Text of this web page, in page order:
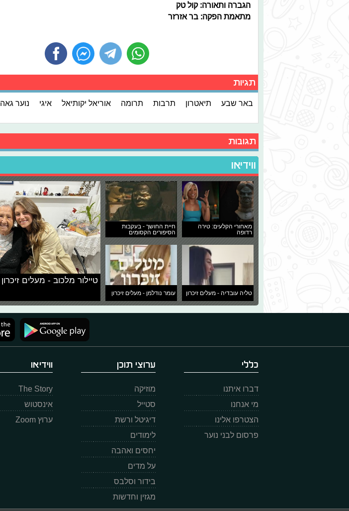
הגברה ותאורה: קול טק
מתאמת הפקה: בר אזרזר
תגיות
באר שבע תיאטרון תרבות תרומה אוריאל יקותיאל איגי נוער גאה
תגובות
ווידיאו
מאחורי הקלעים: טירה
רדופה
חיית החושך - בעקבות
הסיפורים הקסומים
טליה עובדיה - מעלים זיכרון עומר נודלמן - מעלים זיכרון
טיילור מלכוב - מעלים זיכרון
כללי
דברו איתנו
מי אנחנו
הצטרפו אלינו
פרסום לבני נוער
ערוצי תוכן
מוזיקה
סטייל
דיגיטל ורשת
לימודים
יחסים ואהבה
על מדים
בידור וסלבס
מגזין וחדשות
ווידיאו
The Story
אינסטוש
ערוץ Zoom